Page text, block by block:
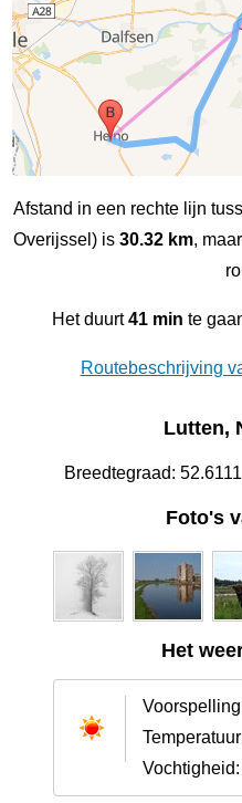
Afstand in een rechte lijn
Overijssel) is 30.32 km,
Het duurt41 min te
Routebeschrijving
Lutten,
Breedtegraad:
Foto's
Het